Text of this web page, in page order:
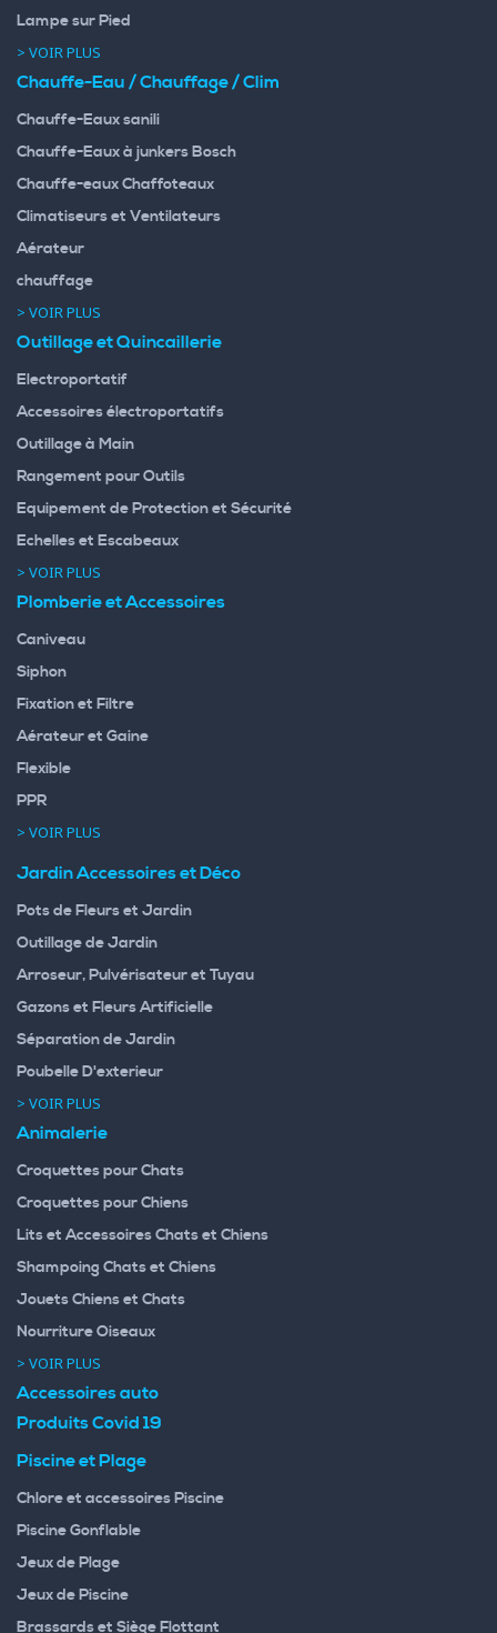
Lampe sur Pied
> VOIR PLUS
Chauffe-Eau / Chauffage / Clim
Chauffe-Eaux sanili
Chauffe-Eaux à junkers Bosch
Chauffe-eaux Chaffoteaux
Climatiseurs et Ventilateurs
Aérateur
chauffage
> VOIR PLUS
Outillage et Quincaillerie
Electroportatif
Accessoires électroportatifs
Outillage à Main
Rangement pour Outils
Equipement de Protection et Sécurité
Echelles et Escabeaux
> VOIR PLUS
Plomberie et Accessoires
Caniveau
Siphon
Fixation et Filtre
Aérateur et Gaine
Flexible
PPR
> VOIR PLUS
Jardin Accessoires et Déco
Pots de Fleurs et Jardin
Outillage de Jardin
Arroseur, Pulvérisateur et Tuyau
Gazons et Fleurs Artificielle
Séparation de Jardin
Poubelle D'exterieur
> VOIR PLUS
Animalerie
Croquettes pour Chats
Croquettes pour Chiens
Lits et Accessoires Chats et Chiens
Shampoing Chats et Chiens
Jouets Chiens et Chats
Nourriture Oiseaux
> VOIR PLUS
Accessoires auto
Produits Covid 19
Piscine et Plage
Chlore et accessoires Piscine
Piscine Gonflable
Jeux de Plage
Jeux de Piscine
Brassards et Siège Flottant